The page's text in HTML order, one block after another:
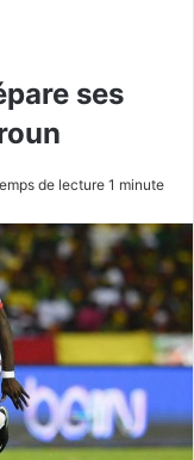
ses
de lecture 1 minute